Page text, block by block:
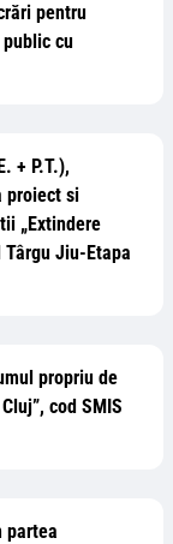
pentru
cu
+ P.T.),
proiect si
„Extindere
Jiu-Etapa
propriu de
cod SMIS
partea